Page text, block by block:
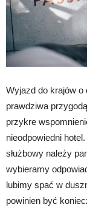
Wyjazd do krajów o
prawdziwa
przykre
nieodpowiedni
służbowy należy
wybieramy
lubimy spać w
powinien być